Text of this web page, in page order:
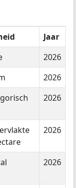
Jaar
2026
2026
2026
2026
2026